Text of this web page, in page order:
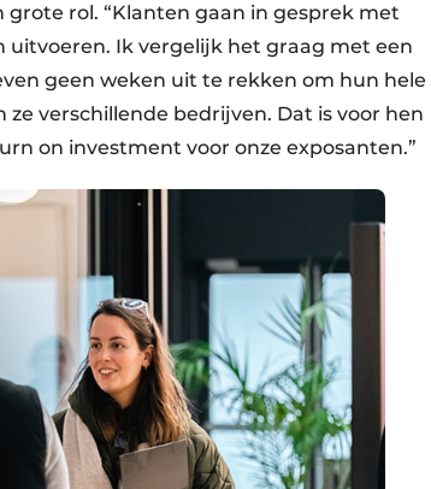
rol. “Klanten gaan in gesprek met
Ik vergelijk het graag met een
geen weken uit te rekken om hun hele
verschillende bedrijven. Dat is voor hen
on investment voor onze exposanten.”